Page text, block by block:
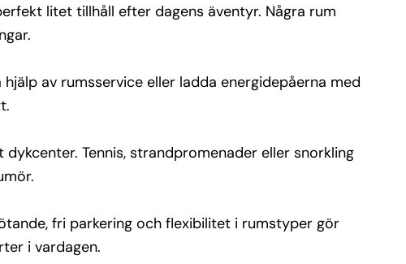
litet tillhåll efter dagens äventyr. Några rum
av rumsservice eller ladda energidepåerna med
Tennis, strandpromenader eller snorkling
fri parkering och flexibilitet i rumstyper gör
i vardagen.